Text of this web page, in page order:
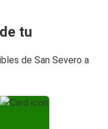
tu
de San Severo a